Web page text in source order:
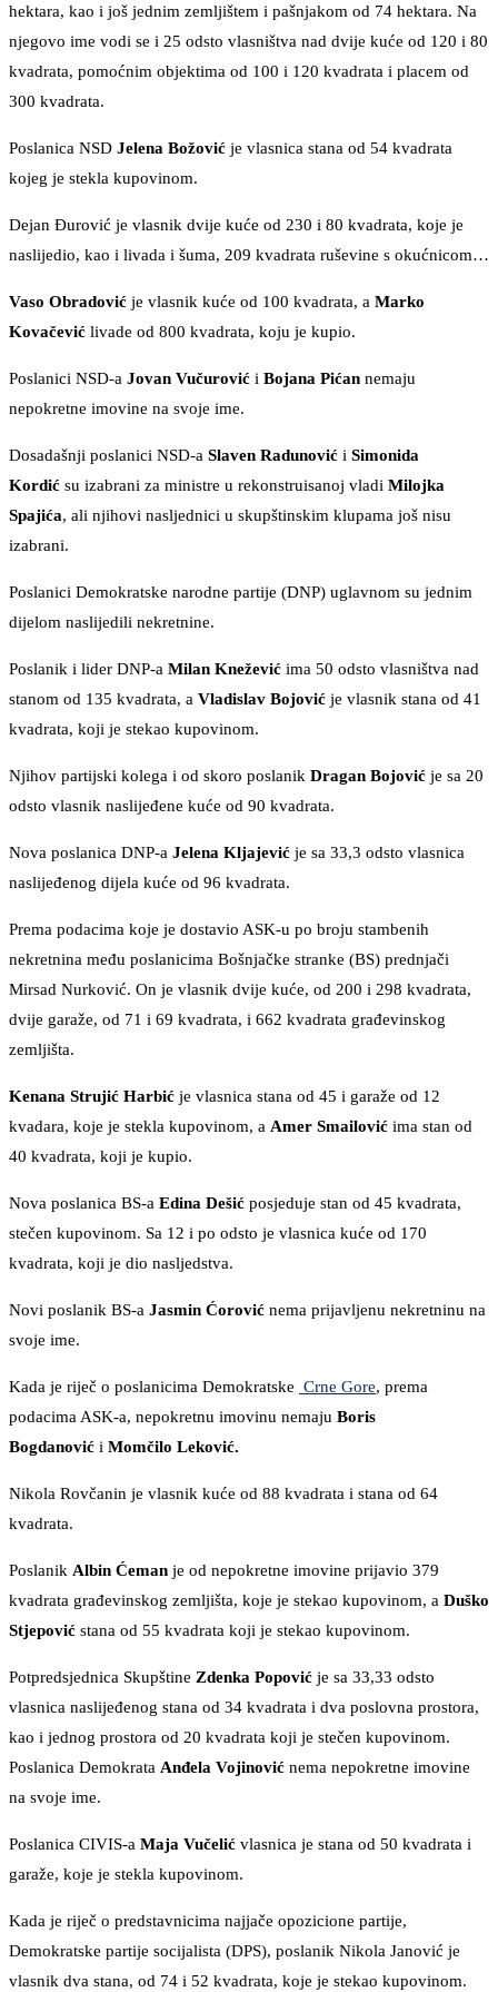
hektara, kao i još jednim zemljištem i pašnjakom od 74 hektara. Na
njegovo ime vodi se i 25 odsto vlasništva nad dvije kuće od 120 i 80
kvadrata, pomoćnim objektima od 100 i 120 kvadrata i placem od
300 kvadrata.
Poslanica NSD Jelena Božović je vlasnica stana od 54 kvadrata
kojeg je stekla kupovinom.
Dejan Đurović je vlasnik dvije kuće od 230 i 80 kvadrata, koje je
naslijedio, kao i livada i šuma, 209 kvadrata ruševine s okućnicom…
Vaso Obradović je vlasnik kuće od 100 kvadrata, a Marko
Kovačević livade od 800 kvadrata, koju je kupio.
Poslanici NSD-a Jovan Vučurović i Bojana Pićan nemaju
nepokretne imovine na svoje ime.
Dosadašnji poslanici NSD-a Slaven Radunović i Simonida
Kordić su izabrani za ministre u rekonstruisanoj vladi Milojka
Spajića, ali njihovi nasljednici u skupštinskim klupama još nisu
izabrani.
Poslanici Demokratske narodne partije (DNP) uglavnom su jednim
dijelom naslijedili nekretnine.
Poslanik i lider DNP-a Milan Knežević ima 50 odsto vlasništva nad
stanom od 135 kvadrata, a Vladislav Bojović je vlasnik stana od 41
kvadrata, koji je stekao kupovinom.
Njihov partijski kolega i od skoro poslanik Dragan Bojović je sa 20
odsto vlasnik naslijeđene kuće od 90 kvadrata.
Nova poslanica DNP-a Jelena Kljajević je sa 33,3 odsto vlasnica
naslijeđenog dijela kuće od 96 kvadrata.
Prema podacima koje je dostavio ASK-u po broju stambenih
nekretnina među poslanicima Bošnjačke stranke (BS) prednjači
Mirsad Nurković. On je vlasnik dvije kuće, od 200 i 298 kvadrata,
dvije garaže, od 71 i 69 kvadrata, i 662 kvadrata građevinskog
zemljišta.
Kenana Strujić Harbić je vlasnica stana od 45 i garaže od 12
kvadara, koje je stekla kupovinom, a Amer Smailović ima stan od
40 kvadrata, koji je kupio.
Nova poslanica BS-a Edina Dešić posjeduje stan od 45 kvadrata,
stečen kupovinom. Sa 12 i po odsto je vlasnica kuće od 170
kvadrata, koji je dio nasljedstva.
Novi poslanik BS-a Jasmin Ćorović nema prijavljenu nekretninu na
svoje ime.
Kada je riječ o poslanicima Demokratske Crne Gore, prema
podacima ASK-a, nepokretnu imovinu nemaju Boris
Bogdanović i Momčilo Leković.
Nikola Rovčanin je vlasnik kuće od 88 kvadrata i stana od 64
kvadrata.
Poslanik Albin Ćeman je od nepokretne imovine prijavio 379
kvadrata građevinskog zemljišta, koje je stekao kupovinom, a Duško
Stjepović stana od 55 kvadrata koji je stekao kupovinom.
Potpredsjednica Skupštine Zdenka Popović je sa 33,33 odsto
vlasnica naslijeđenog stana od 34 kvadrata i dva poslovna prostora,
kao i jednog prostora od 20 kvadrata koji je stečen kupovinom.
Poslanica Demokrata Anđela Vojinović nema nepokretne imovine
na svoje ime.
Poslanica CIVIS-a Maja Vučelić vlasnica je stana od 50 kvadrata i
garaže, koje je stekla kupovinom.
Kada je riječ o predstavnicima najjače opozicione partije,
Demokratske partije socijalista (DPS), poslanik Nikola Janović je
vlasnik dva stana, od 74 i 52 kvadrata, koje je stekao kupovinom.